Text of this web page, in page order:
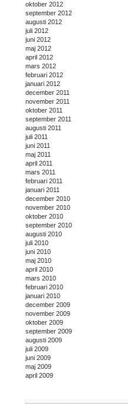
oktober 2012
september 2012
augusti 2012
juli 2012
juni 2012
maj 2012
april 2012
mars 2012
februari 2012
januari 2012
december 2011
november 2011
oktober 2011
september 2011
augusti 2011
juli 2011
juni 2011
maj 2011
april 2011
mars 2011
februari 2011
januari 2011
december 2010
november 2010
oktober 2010
september 2010
augusti 2010
juli 2010
juni 2010
maj 2010
april 2010
mars 2010
februari 2010
januari 2010
december 2009
november 2009
oktober 2009
september 2009
augusti 2009
juli 2009
juni 2009
maj 2009
april 2009